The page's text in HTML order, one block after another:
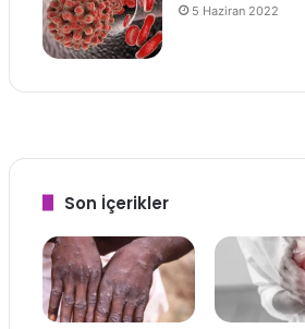
5 Haziran 2022
Son İçerikler